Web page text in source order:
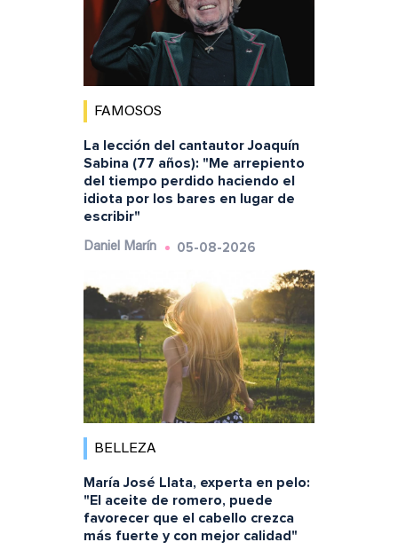
FAMOSOS
La lección del cantautor Joaquín
Sabina (77 años): "Me arrepiento
del tiempo perdido haciendo el
idiota por los bares en lugar de
escribir"
Daniel Marín 05-08-2026
BELLEZA
María José Llata, experta en pelo:
"El aceite de romero, puede
favorecer que el cabello crezca
más fuerte y con mejor calidad"